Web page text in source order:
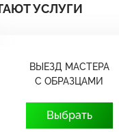
УСЛУГИ
ВЫЕЗД МАСТЕРА
С ОБРАЗЦАМИ
Выбрать